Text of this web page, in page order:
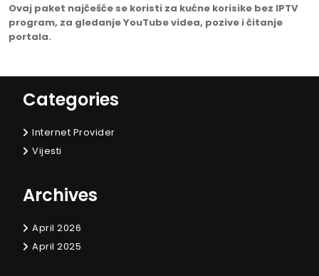
Ovaj paket najčešće se koristi za kućne korisike bez IPTV
program, za gledanje YouTube videa, pozive i čitanje
portala.
Categories
Internet Provider
Vijesti
Archives
April 2026
April 2025